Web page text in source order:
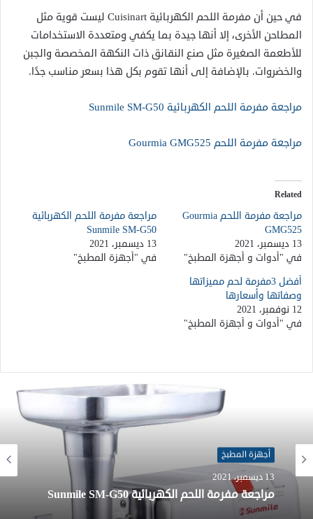
في حين أن مفرمة اللحم الكهربائية Cuisinart ليست قوية مثل
المطاحن الأخرى، إلا أنها جيدة بما يكفي ومتعددة الاستخدامات
للأطعمة الصغيرة مثل صنع النقانق ذات النكهة المخصصة والجبن
والخضروات. بالإضافة إلى أنها تقوم بكل هذا بسعر مناسب جدًا.
مراجعة مفرمة اللحم الكهربائية Sunmile SM-G50
مراجعة مفرمة اللحم Gourmia GMG525
Related
مراجعة مفرمة اللحم Gourmia
GMG525
13 ديسمبر، 2021
في "أدوات و أجهزة المطبخ"
مراجعة مفرمة اللحم الكهربائية
Sunmile SM-G50
13 ديسمبر، 2021
في "أجهزة المطبخ"
أفضل 3مفرمة لحم مميزاتها
وصفاتها وأسعارها
12 نوفمبر، 2021
في "أدوات و أجهزة المطبخ"
أجهزة المطبخ
13 ديسمبر، 2021
أجهزة المطبخ
13 ديسمبر، 2021
ريفيو عن محضر الطعام براون Braun Food